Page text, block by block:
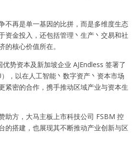
不再是单一基因的比拼，而是多维度生态
资金投入，还包括管理丶生产丶交易和社
的核心价值所在。
势资本及新加坡企业 AJEndless 签署了
，以在人工智能丶数字资产丶资本市场
紧密的合作，携手推动区域产业与资本生
助方，大马主板上市科技公司 FSBM 控
的搭建，也展现其不断推动产业创新与区